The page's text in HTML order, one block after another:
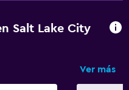
Salt Lake City
Ver más